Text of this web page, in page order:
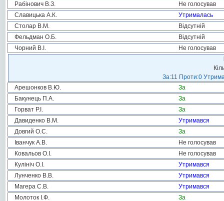
Рабінович В.З.
Не голосував
Славицька А.К.
Утрималась
Столар В.М.
Відсутній
Фельдман О.Б.
Відсутній
Чорний В.І.
Не голосував
За:11 Проти:0
Арешонков В.Ю.
За
Бакунець П.А.
За
Горват Р.І.
За
Давиденко В.М.
Утримався
Довгий О.С.
За
Іванчук А.В.
Не голосував
Ковальов О.І.
Не голосував
Кулініч О.І.
Утримався
Лунченко В.В.
Утримався
Магера С.В.
Утримався
Молоток І.Ф.
За